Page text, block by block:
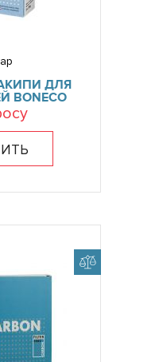
ДЛЯ